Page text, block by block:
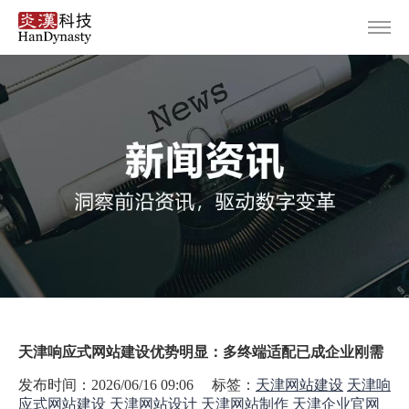
天津响应式网站建设优势明显：多终端适配已成企业刚需
发布时间：2026/06/16 09:06 标签： 天津网站建设 天津响
应式网站建设 天津网站设计 天津网站制作 天津企业官网
首页
服务范围
设计案例
关于炎汉
新闻资讯
联系我们